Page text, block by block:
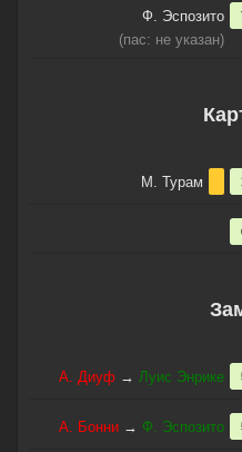
Ф. Эспозито
(пас: не указан)
М. Турам
А. Диуф → Луис Энрике
А. Бонни → Ф. Эспозито